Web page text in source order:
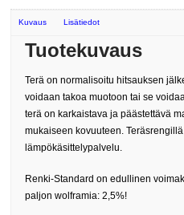
Kuvaus Lisätiedot
Tuotekuvaus
Terä on normalisoitu hitsauksen
voidaan takoa muotoon tai se
terä on karkaistava ja päästettävä
mukaiseen kovuuteen.
lämpökäsittelypalvelu.
Renki-Standard on edullinen
paljon wolframia: 2,5%!